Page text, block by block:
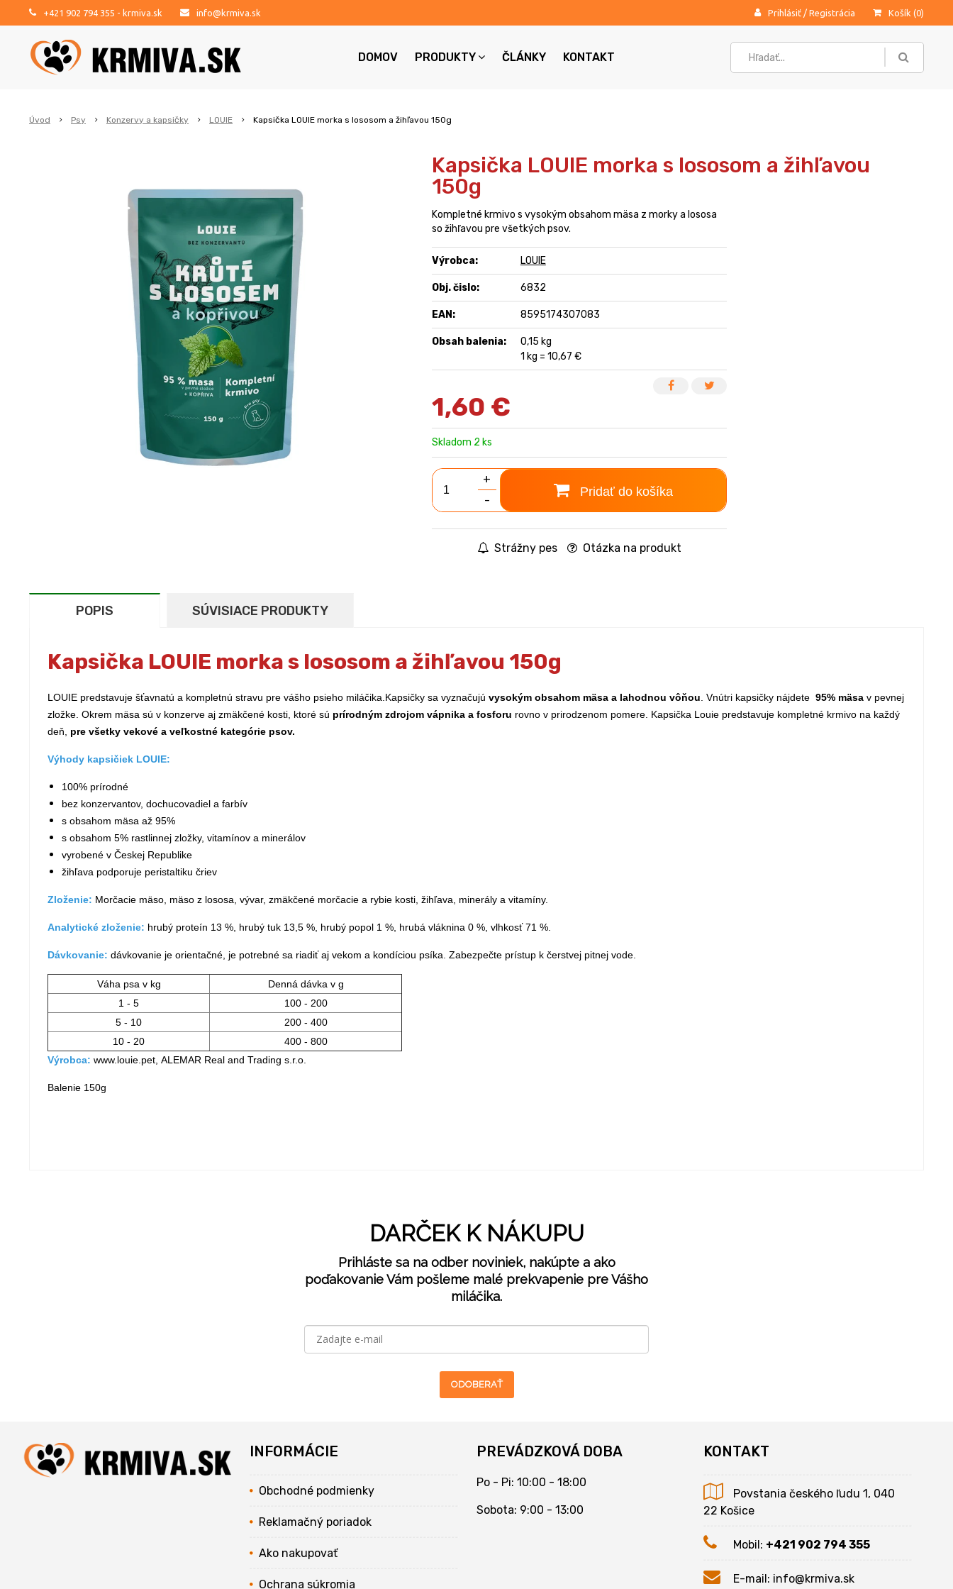
+421 902 794 355 - krmiva.sk info@krmiva.sk Prihlásiť / Registrácia Košík (0)
DOMOV PRODUKTY ČLÁNKY KONTAKT
Úvod Psy Konzervy a kapsičky LOUIE Kapsička LOUIE morka s lososom a žihľavou 150g
Kapsička LOUIE morka s lososom a žihľavou
150g
Kompletné krmivo s vysokým obsahom mäsa z morky a lososa
so žihľavou pre všetkých psov.
Výrobca: LOUIE
Obj. čislo: 6832
EAN: 8595174307083
Obsah balenia:
0,15 kg
1 kg = 10,67 €
1,60 €
Skladom 2 ks
+
-
Pridať do košíka
Strážny pes Otázka na produkt
POPIS SÚVISIACE PRODUKTY
Kapsička LOUIE morka s lososom a žihľavou 150g
LOUIE predstavuje šťavnatú a kompletnú stravu pre vášho psieho miláčika.Kapsičky sa vyznačujú vysokým obsahom mäsa a lahodnou vôňou . Vnútri kapsičky nájdete 95% mäsa v pevnej
zložke. Okrem mäsa sú v konzerve aj zmäkčené kosti, ktoré sú prírodným zdrojom vápnika a fosforu rovno v prirodzenom pomere. Kapsička Louie predstavuje kompletné krmivo na každý
deň, pre všetky vekové a veľkostné kategórie psov.
Výhody kapsičiek LOUIE:
100% prírodné
bez konzervantov, dochucovadiel a farbív
s obsahom mäsa až 95%
s obsahom 5% rastlinnej zložky, vitamínov a minerálov
vyrobené v Českej Republike
žihľava podporuje peristaltiku čriev
Zloženie: Morčacie mäso, mäso z lososa, vývar, zmäkčené morčacie a rybie kosti, žihľava, minerály a vitamíny.
Analytické zloženie: hrubý proteín 13 %, hrubý tuk 13,5 %, hrubý popol 1 %, hrubá vláknina 0 %, vlhkosť 71 %.
Dávkovanie: dávkovanie je orientačné, je potrebné sa riadiť aj vekom a kondíciou psíka. Zabezpečte prístup k čerstvej pitnej vode.
Váha psa v kg
Denná dávka v g
1 - 5
100 - 200
5 - 10
200 - 400
10 - 20
400 - 800
Výrobca: www.louie.pet, ALEMAR Real and Trading s.r.o.
Balenie 150g
DARČEK K NÁKUPU
Prihláste sa na odber noviniek, nakúpte a ako
poďakovanie Vám pošleme malé prekvapenie pre Vášho
miláčika.
ODOBERAŤ
INFORMÁCIE
Obchodné podmienky
Reklamačný poriadok
Ako nakupovať
Ochrana súkromia
PREVÁDZKOVÁ DOBA
Po - Pi: 10:00 - 18:00
Sobota: 9:00 - 13:00
KONTAKT
Povstania českého ľudu 1, 040
22 Košice
Mobil: +421 902 794 355
E-mail: info@krmiva.sk